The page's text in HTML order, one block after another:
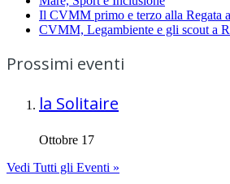
Il CVMM primo e terzo alla Regata
CVMM, Legambiente e gli scout a
Prossimi eventi
la Solitaire
Ottobre 17
Vedi Tutti gli Eventi »